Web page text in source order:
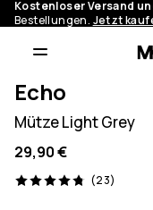
Kostenloser Versand
Bestellungen. Jetzt
Echo
Mütze Light Grey
29,90 €
(23)
23 Reviews, 4.8/5